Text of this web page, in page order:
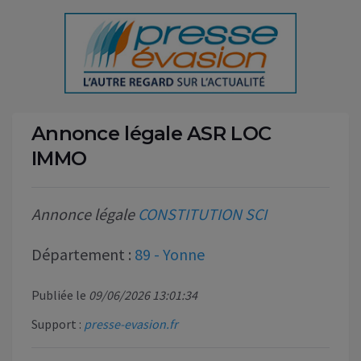
Annonce légale ASR LOC
IMMO
Annonce légale CONSTITUTION SCI
Département : 89 - Yonne
Publiée le 09/06/2026 13:01:34
Support : presse-evasion.fr